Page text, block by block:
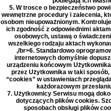
5. W trosce o bezpieczeństwo
wewnętrzne procedury i zalecenia,
osobom nieupoważnionym.
ich zgodność z odpowiednimi
osobowych, ustawą o
wszelkiego rodzaju aktach
,/br>6. Standardowo
internetowych domyślnie
urządzeniu końcowym
przez Użytkownika w taki
“cookies” w ustawieniach
każdorazowym
7. Użytkownicy Serwisu mogą
dotyczących plików cookies.
sposobach obsługi plików